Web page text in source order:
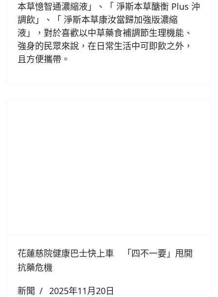
本草憶智通濃縮液」、「 淨斯本草醣衡 Plus 沖
調飲」、「 淨斯本草康汝當歸加強版濃縮
液」，對於喜歡以中草藥食補調節生理機能、
強身的民眾來說，在日常生活中可即飲之外，
且方便攜帶。
花蓮慈院健康巴士快上車 「四不一要」甩開
抗藥危機
新聞
2025年11月20日